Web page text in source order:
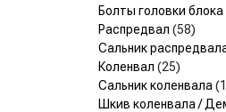
Болты головки
Распредвал (58)
Сальник
Коленвал (25)
Сальник коленвала
Шкив коленвала /